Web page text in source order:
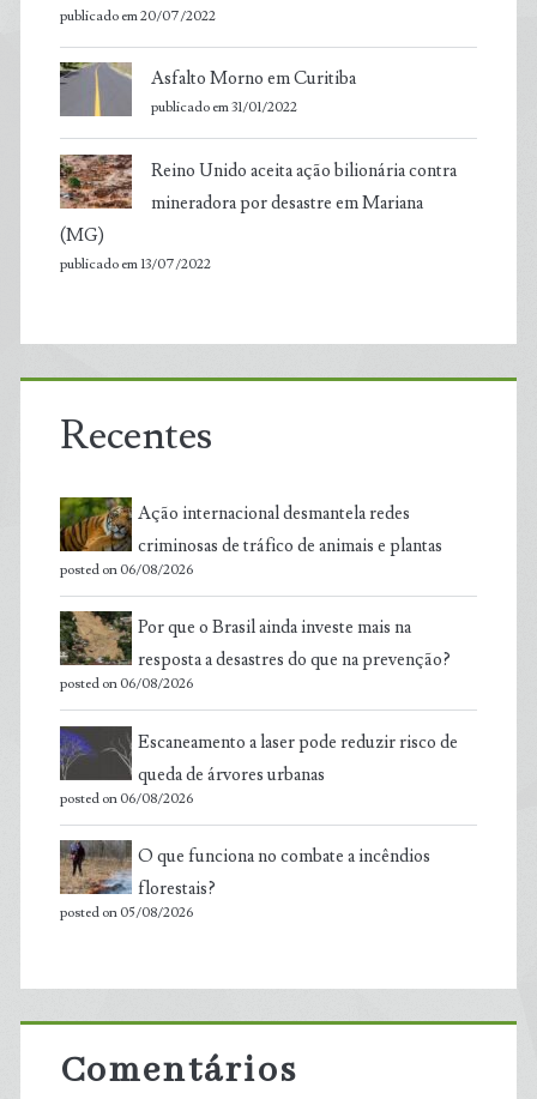
publicado em 20/07/2022
Asfalto Morno em Curitiba
publicado em 31/01/2022
Reino Unido aceita ação bilionária contra
mineradora por desastre em Mariana
(MG)
publicado em 13/07/2022
Recentes
Ação internacional desmantela redes
criminosas de tráfico de animais e plantas
posted on 06/08/2026
Por que o Brasil ainda investe mais na
resposta a desastres do que na prevenção?
posted on 06/08/2026
Escaneamento a laser pode reduzir risco de
queda de árvores urbanas
posted on 06/08/2026
O que funciona no combate a incêndios
florestais?
posted on 05/08/2026
Comentários